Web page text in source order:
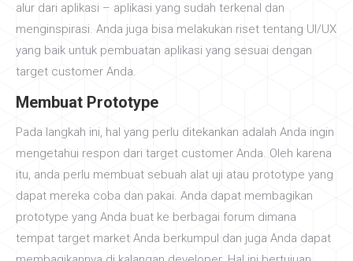
alur dari aplikasi – aplikasi yang sudah terkenal dan
menginspirasi. Anda juga bisa melakukan riset tentang UI/UX
yang baik untuk pembuatan aplikasi yang sesuai dengan
target customer Anda.
Membuat Prototype
Pada langkah ini, hal yang perlu ditekankan adalah Anda ingin
mengetahui respon dari target customer Anda. Oleh karena
itu, anda perlu membuat sebuah alat uji atau prototype yang
dapat mereka coba dan pakai. Anda dapat membagikan
prototype yang Anda buat ke berbagai forum dimana
tempat target market Anda berkumpul dan juga Anda dapat